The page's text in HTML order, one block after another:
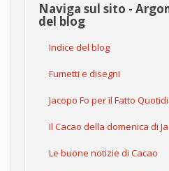
Naviga sul sito -
del blog
Indice del blog
Fumetti e disegni
Jacopo Fo per il Fatto
Il Cacao della domenica di
Le buone notizie di Cacao